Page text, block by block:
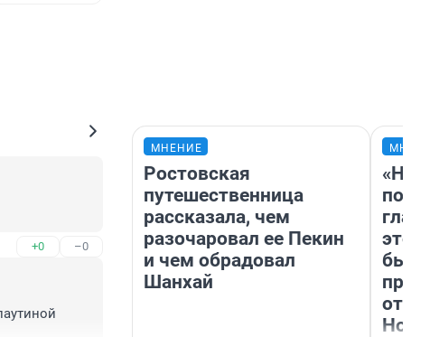
+0 –0
МНЕНИЕ
Ростовская
путешественница
рассказала, чем
разочаровал ее Пекин
и чем обрадовал
Шанхай
этого
бьет